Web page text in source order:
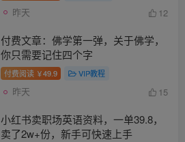
昨天 12
付费文章：佛学第一弹，关于佛学，
你只需要记住四个字
付费阅读 ￥49.9 VIP教程
昨天 15
小红书卖职场英语资料，一单39.8，
卖了2w+份，新手可快速上手